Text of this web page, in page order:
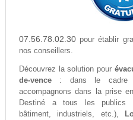
07.56.78.02.30pour établir
nos conseillers.
Découvrez la solution pour
de-vence: dans le cadre
accompagnons dans la prise
Destiné a tous les publics
bâtiment, industriels, etc.),